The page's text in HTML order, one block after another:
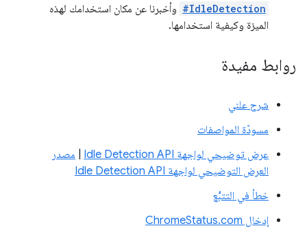
#IdleDetection وأخبرنا عن مكان استخدامك لهذه
الميزة وكيفية استخدامها.
روابط مفيدة
شرح علني
مسودّة المواصفات
عرض توضيحي لواجهة Idle Detection API
مصدر
العرض التوضيحي لواجهة Idle Detection API
خطأ في التتبُّع
إدخال ChromeStatus.com